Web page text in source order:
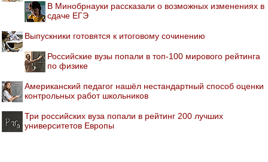
В Минобрнауки рассказали о возможных изменениях в
сдаче ЕГЭ
Выпускники готовятся к итоговому сочинению
Российские вузы попали в топ-100 мирового рейтинга
по физике
Американский педагог нашёл нестандартный способ оценки
контрольных работ школьников
Три российских вуза попали в рейтинг 200 лучших
университетов Европы